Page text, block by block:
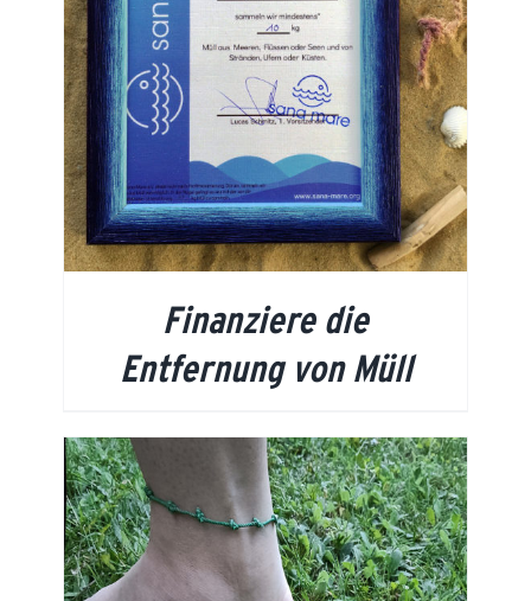
Finanziere die
Entfernung von Müll